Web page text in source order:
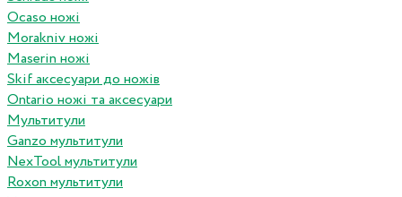
Ocaso ножі
Morakniv ножі
Maserin ножі
Skif аксесуари до ножів
Ontario ножі та аксесуари
Мультитули
Ganzo мультитули
NexTool мультитули
Roxon мультитули